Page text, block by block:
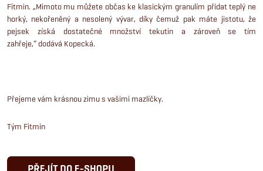
Fitmin. „Mimoto mu můžete občas ke klasickým granulím přidat teplý ne
horký, nekořeněný a nesolený vývar, díky čemuž pak máte jistotu, že
pejsek získá dostatečné množství tekutin a zároveň se tím
zahřeje,“ dodává Kopecká.
Přejeme vám krásnou zimu s vašimi mazlíčky.
Tým Fitmin